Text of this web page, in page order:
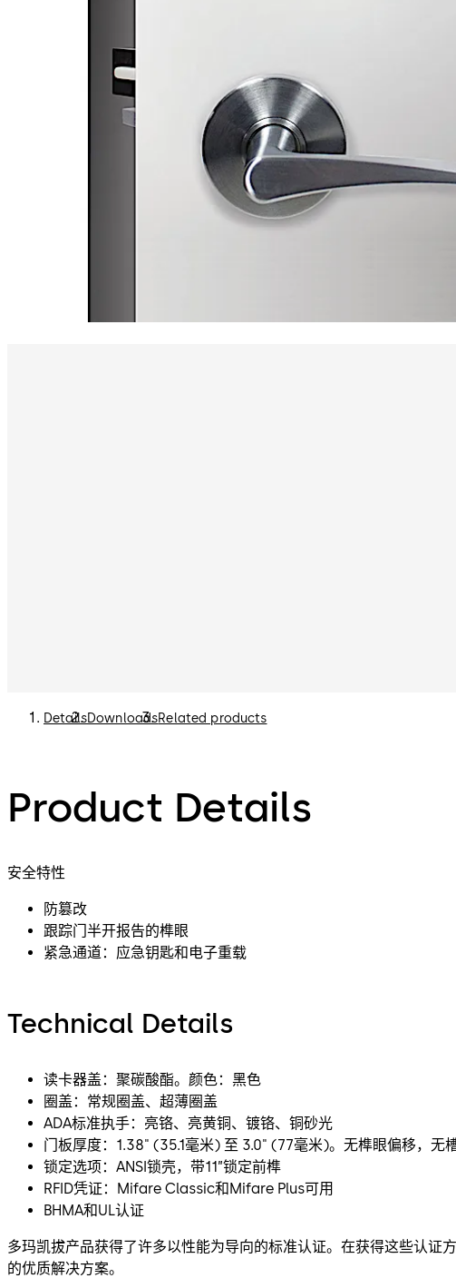
DetailsDownloadsRelated products
Product Details
安全特性
防篡改
跟踪门半开报告的榫眼
紧急通道：应急钥匙和电子重载
Technical Details
读卡器盖：聚碳酸酯。颜色：黑色
圈盖：常规圈盖、超薄圈盖
ADA标准执手：亮铬、亮黄铜、镀铬、铜砂光
门板厚度：1.38" (35.1毫米) 至 3.0" (77毫米)。无榫眼偏移，无
锁定选项：ANSI锁壳，带11”锁定前榫
RFID凭证：Mifare Classic和Mifare Plus可用
BHMA和UL认证
多玛凯拔产品获得了许多以性能为导向的标准认证。在获得这些认
的优质解决方案。